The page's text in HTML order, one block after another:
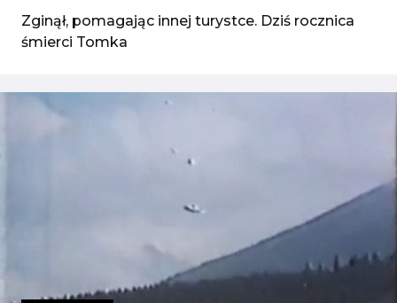
Zginął, pomagając innej turystce. Dziś rocznica
śmierci Tomka